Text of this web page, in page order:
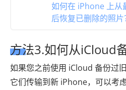
如何在 iPhone 上从
后恢复已删除的照片
方法3.如何从iCloud
如果您之前使用 iCloud 备份过
它们传输到新 iPhone，可以考